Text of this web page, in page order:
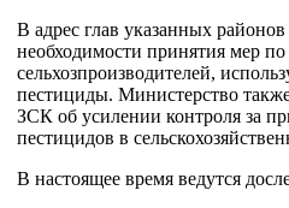
В адрес глав указанных
необходимости принятия мер
сельхозпроизводителей,
пестициды. Министерство
ЗСК об усилении контроля за
пестицидов в
В настоящее время ведутся